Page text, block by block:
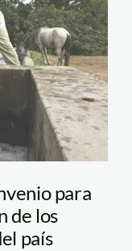
para
de los
país